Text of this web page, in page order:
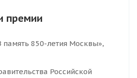
премии
850-летия Москвы»,
Российской